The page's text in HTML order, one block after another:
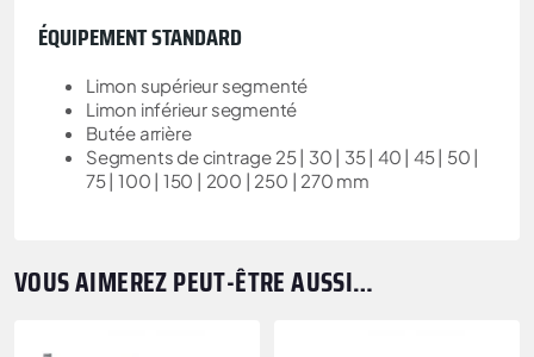
ÉQUIPEMENT STANDARD
Limon supérieur segmenté
Limon inférieur segmenté
Butée arrière
Segments de cintrage 25 | 30 | 35 | 40 | 45 | 50 |
75 | 100 | 150 | 200 | 250 | 270 mm
VOUS AIMEREZ PEUT-ÊTRE AUSSI…